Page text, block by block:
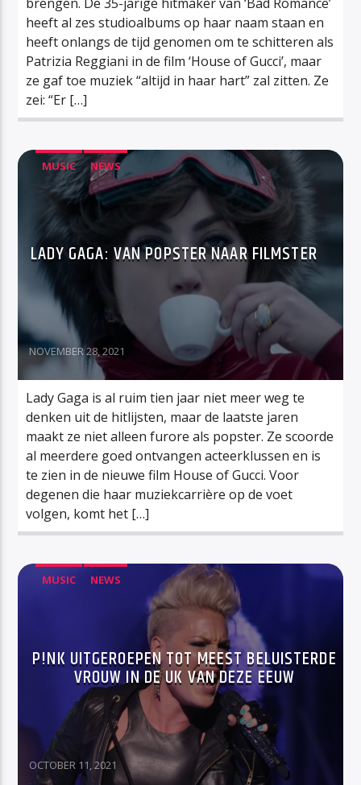
heeft al zes studioalbums op haar naam staan en
heeft onlangs de tijd genomen om te schitteren als
Patrizia Reggiani in de film ‘House of Gucci’, maar
ze gaf toe muziek “altijd in haar hart” zal zitten. Ze
zei: “Er […]
MUSIC NEWS
LADY GAGA: VAN POPSTER NAAR FILMSTER
NOVEMBER 28, 2021
Lady Gaga is al ruim tien jaar niet meer weg te
denken uit de hitlijsten, maar de laatste jaren
maakt ze niet alleen furore als popster. Ze scoorde
al meerdere goed ontvangen acteerklussen en is
te zien in de nieuwe film House of Gucci. Voor
degenen die haar muziekcarrière op de voet
volgen, komt het […]
MUSIC NEWS
P!NK UITGEROEPEN TOT MEEST BELUISTERDE
VROUW IN DE UK VAN DEZE EEUW
OCTOBER 11, 2021